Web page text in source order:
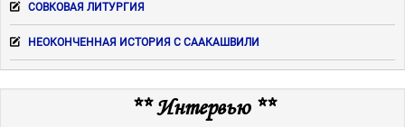
СОВКОВАЯ ЛИТУРГИЯ
НЕОКОНЧЕННАЯ ИСТОРИЯ С СААКАШВИЛИ
** Интервью **